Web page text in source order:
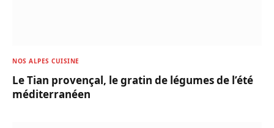
NOS ALPES CUISINE
Le Tian provençal, le gratin de légumes de l’été
méditerranéen